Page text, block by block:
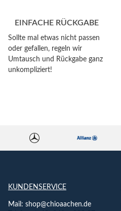
EINFACHE RÜCKGABE
Sollte mal etwas nicht passen
oder gefallen, regeln wir
Umtausch und Rückgabe ganz
unkompliziert!
KUNDENSERVICE
Mail: shop@chioaachen.de